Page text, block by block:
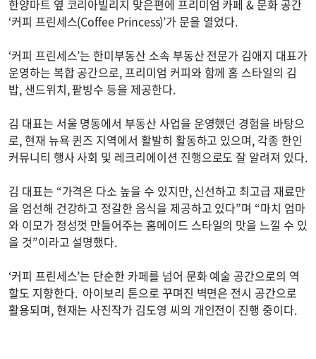
한양마트 옆 코리아빌리지 맞은편에 프리미엄 카페 & 문화 공간
‘커피 프린세스(Coffee Princess)’가 문을 열었다.
‘커피 프린세스’는 한미부동산 소속 부동산 전문가 김애지 대표가
운영하는 복합 공간으로, 프리미엄 커피와 함께 홈 스타일의 김
밥, 샌드위치, 팥빙수 등을 제공한다.
김 대표는 서울 명동에서 부동산 사업을 운영했던 경험을 바탕으
로, 현재 뉴욕 퀸즈 지역에서 활발히 활동하고 있으며, 각종 한인
커뮤니티 행사 사회 및 레크리에이션 진행으로도 잘 알려져 있다.
김 대표는 “가격은 다소 높을 수 있지만, 신선하고 최고급 재료만
을 엄선해 건강하고 정갈한 음식을 제공하고 있다”며 “마치 엄마
와 이모가 정성껏 만들어주는 홈메이드 스타일의 맛을 느낄 수 있
을 것”이라고 설명했다.
‘커피 프린세스’는 단순한 카페를 넘어 문화 예술 공간으로의 역
할도 지향한다. 아이보리 톤으로 꾸며진 벽면은 전시 공간으로
활용되며, 현재는 사진작가 김도영 씨의 개인전이 진행 중이다.